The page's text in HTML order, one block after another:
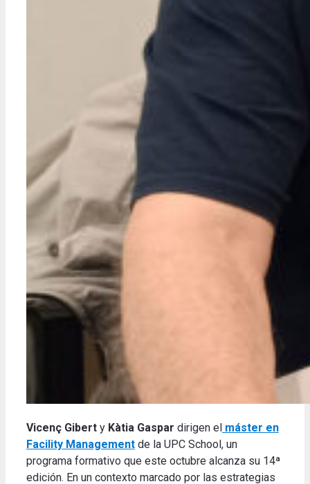
Vicenç Gibert y Kàtia Gaspar dirigen el máster en
Facility Management de la UPC School, un
programa formativo que este octubre alcanza su 14ª
edición. En un contexto marcado por las estrategias